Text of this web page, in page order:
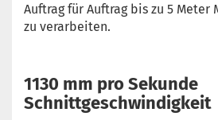
Auftrag für Auftrag bis zu 5 Meter
zu verarbeiten.
1130 mm pro Sekunde
Schnittgeschwindigkeit